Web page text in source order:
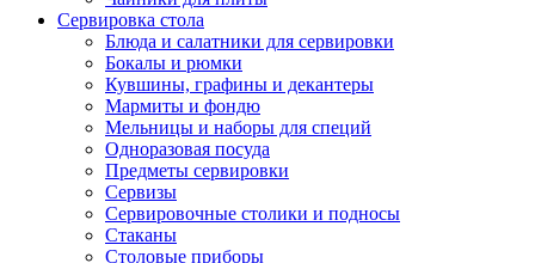
Сервировка стола
Блюда и салатники для сервировки
Бокалы и рюмки
Кувшины, графины и декантеры
Мармиты и фондю
Мельницы и наборы для специй
Одноразовая посуда
Предметы сервировки
Сервизы
Сервировочные столики и подносы
Стаканы
Столовые приборы